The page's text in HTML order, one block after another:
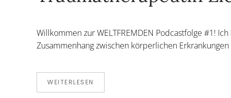
Willkommen zur WELTFREMDEN Podcastfolge #1!
Zusammenhang zwischen körperlichen
WEITERLESEN